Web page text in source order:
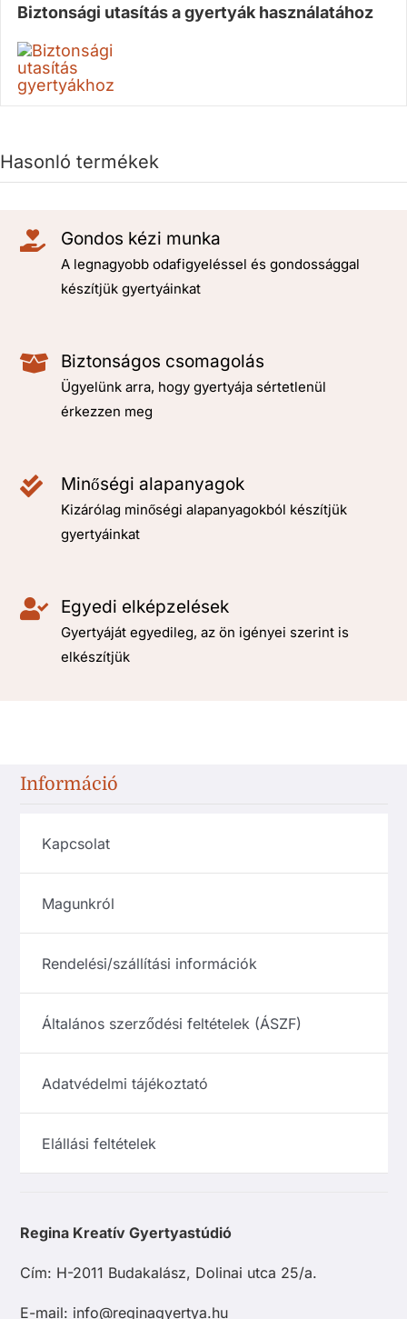
Biztonsági utasítás a gyertyák használatához
Hasonló termékek
Gondos kézi munka
A legnagyobb odafigyeléssel és gondossággal
készítjük gyertyáinkat
Biztonságos csomagolás
Ügyelünk arra, hogy gyertyája sértetlenül
érkezzen meg
Minőségi alapanyagok
Kizárólag minőségi alapanyagokból készítjük
gyertyáinkat
Egyedi elképzelések
Gyertyáját egyedileg, az ön igényei szerint is
elkészítjük
Információ
Kapcsolat
Magunkról
Rendelési/szállítási információk
Általános szerződési feltételek (ÁSZF)
Adatvédelmi tájékoztató
Elállási feltételek
Regina Kreatív Gyertyastúdió
Cím: H-2011 Budakalász, Dolinai utca 25/a.
E-mail: info@reginagyertya.hu